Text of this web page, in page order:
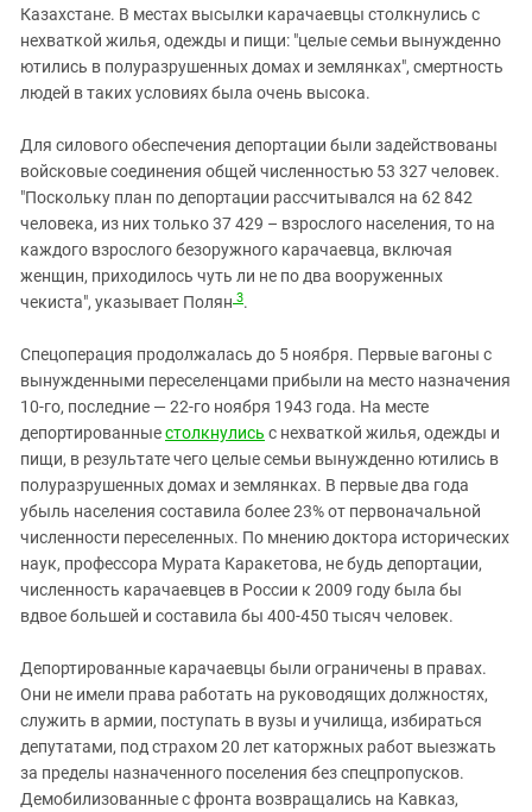
Казахстане. В местах высылки карачаевцы столкнулись с
нехваткой жилья, одежды и пищи: "целые семьи вынужденно
ютились в полуразрушенных домах и землянках", смертность
людей в таких условиях была очень высока.
Для силового обеспечения депортации были задействованы
войсковые соединения общей численностью 53 327 человек.
"Поскольку план по депортации рассчитывался на 62 842
человека, из них только 37 429 – взрослого населения, то на
каждого взрослого безоружного карачаевца, включая
женщин, приходилось чуть ли не по два вооруженных
чекиста", указывает Полян 3.
Спецоперация продолжалась до 5 ноября. Первые вагоны с
вынужденными переселенцами прибыли на место назначения
10-го, последние — 22-го ноября 1943 года. На месте
депортированныестолкнулись с нехваткой жилья, одежды и
пищи, в результате чего целые семьи вынужденно ютились в
полуразрушенных домах и землянках. В первые два года
убыль населения составила более 23% от первоначальной
численности переселенных. По мнению доктора исторических
наук, профессора Мурата Каракетова, не будь депортации,
численность карачаевцев в России к 2009 году была бы
вдвое большей и составила бы 400-450 тысяч человек.
Депортированные карачаевцы были ограничены в правах.
Они не имели права работать на руководящих должностях,
служить в армии, поступать в вузы и училища, избираться
депутатами, под страхом 20 лет каторжных работ выезжать
за пределы назначенного поселения без спецпропусков.
Демобилизованные с фронта возвращались на Кавказ,